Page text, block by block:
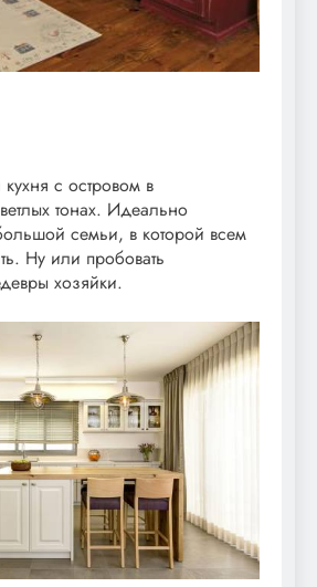
с островом в
тонах. Идеально
семьи, в которой всем
Ну или пробовать
хозяйки.